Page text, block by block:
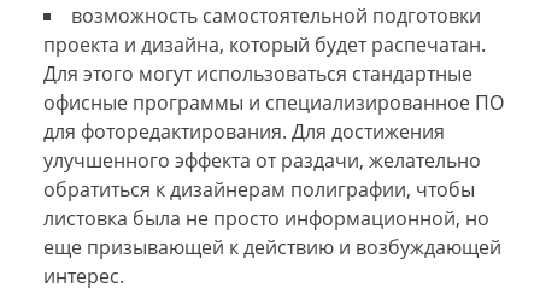
возможность самостоятельной подготовки
проекта и дизайна, который будет распечатан.
Для этого могут использоваться стандартные
офисные программы и специализированное ПО
для фоторедактирования. Для достижения
улучшенного эффекта от раздачи, желательно
обратиться к дизайнерам полиграфии, чтобы
листовка была не просто информационной, но
еще призывающей к действию и возбуждающей
интерес.